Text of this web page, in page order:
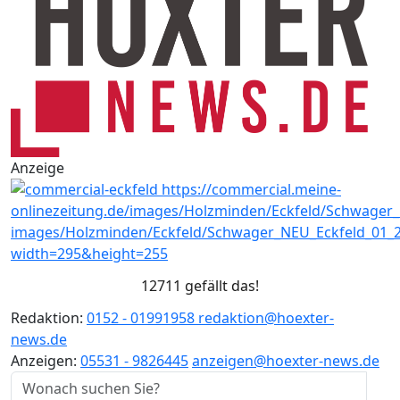
Anzeige
12711 gefällt das!
Redaktion: 0152 - 01991958 redaktion@hoexter-
news.de
Anzeigen: 05531 - 9826445anzeigen@hoexter-news.de